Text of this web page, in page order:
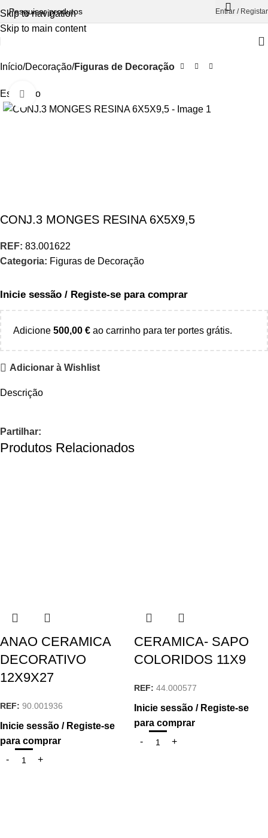
Skip to navigation
Skip to main content
Entrar / Registar
Início Decoração Figuras de Decoração
EsgotadoAumentar Imagem
CONJ.3 MONGES RESINA 6X5X9,5
REF: 83.001622
Categoria: Figuras de Decoração
Inicie sessão / Registe-se para comprar
Adicione 500,00 € ao carrinho para ter portes grátis.
Adicionar à Wishlist
Descrição
Partilhar:
Produtos Relacionados
ANAO CERAMICA
DECORATIVO
12X9X27
REF: 90.001936
Inicie sessão / Registe-se
para comprar
CERAMICA- SAPO
COLORIDOS 11X9
REF: 44.000577
Inicie sessão / Registe-se
para comprar